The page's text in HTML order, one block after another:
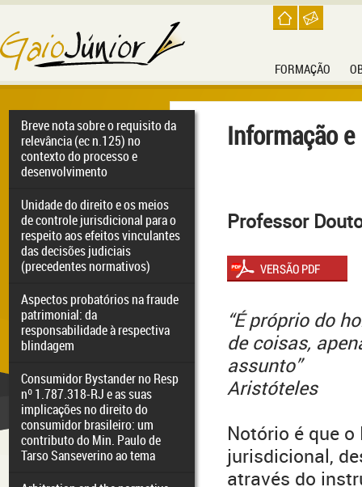
FORMAÇÃO
Breve nota sobre o requisito da
relevância (ec n.125) no
contexto do processo e
desenvolvimento
Unidade do direito e os meios
de controle jurisdicional para o
respeito aos efeitos vinculantes
das decisões judiciais
(precedentes normativos)
Aspectos probatórios na fraude
patrimonial: da
responsabilidade à respectiva
blindagem
Consumidor Bystander no Resp
nº 1.787.318-RJ e as suas
implicações no direito do
consumidor brasileiro: um
contributo do Min. Paulo de
Tarso Sanseverino ao tema
Informação
Professor
“É próprio do
de coisas,
assunto”
Aristóteles
Notório é que
jurisdicional,
através do